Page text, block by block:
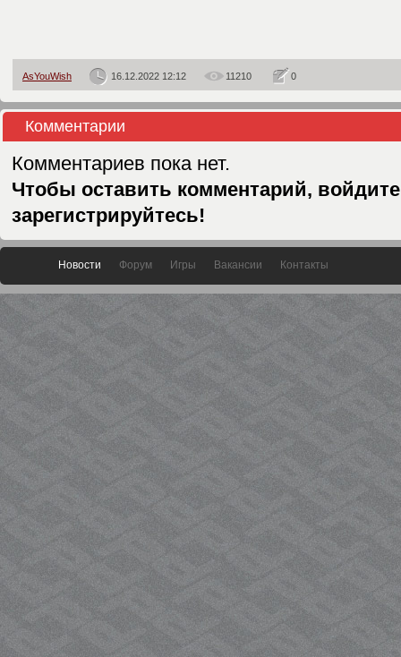
AsYouWish 16.12.2022 12:12 11210 0
Комментарии
Комментариев пока нет.
Чтобы оставить комментарий,
зарегистрируйтесь!
Новости Форум Игры Вакансии Контакты